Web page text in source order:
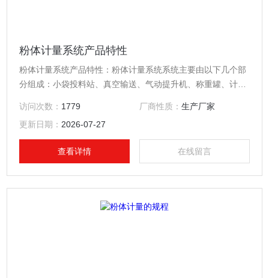
粉体计量系统产品特性
粉体计量系统产品特性：粉体计量系统系统主要由以下几个部
分组成：小袋投料站、真空输送、气动提升机、称重罐、计量
投料站中，通过负压输送将物料按设定重量输送至客户要求地
方。
访问次数： 1779 厂商性质： 生产厂家
更新日期： 2026-07-27
查看详情 在线留言